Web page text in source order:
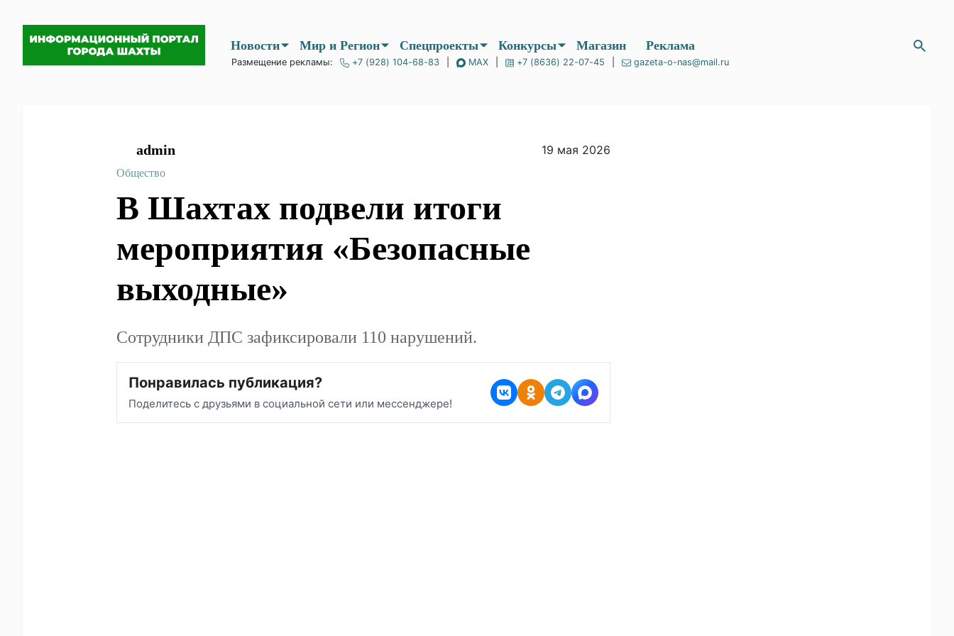
Новости Мир и Регион Спецпроекты Конкурсы Магазин
Размещение рекламы: +7 (928) 104-68-83 MAX +7 (8636) 22-07-45 gazeta-o-nas@mail.ru
admin 19 мая 2026
Общество
В Шахтах подвели итоги
мероприятия
«Безопасные выходные»
Сотрудники ДПС зафиксировали 110 нарушений.
Понравилась публикация?
Поделитесь с друзьями в социальной сети или мессенджере!